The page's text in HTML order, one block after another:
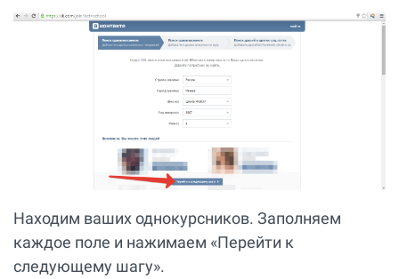
Находим ваших однокурсников. Заполняем
каждое поле и нажимаем «Перейти к
следующему шагу».